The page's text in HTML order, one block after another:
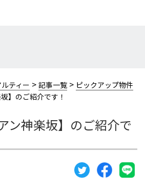
ティー > 記事一覧 > ピックアップ物件
】のご紹介です！
ン神楽坂】のご紹介で